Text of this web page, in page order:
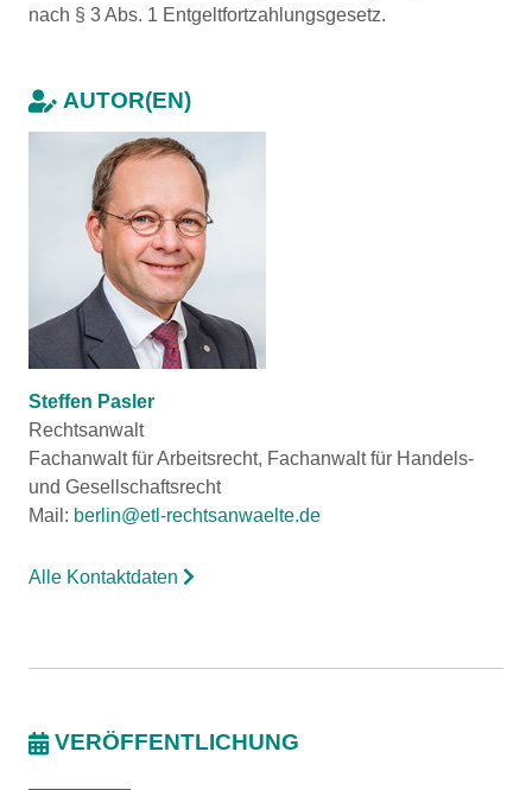
nach § 3 Abs. 1 Entgeltfortzahlungsgesetz.
AUTOR(EN)
Steffen Pasler
Rechtsanwalt
Fachanwalt für Arbeitsrecht, Fachanwalt für Handels-
und Gesellschaftsrecht
Mail: berlin@etl-rechtsanwaelte.de
Alle Kontaktdaten
VERÖFFENTLICHUNG